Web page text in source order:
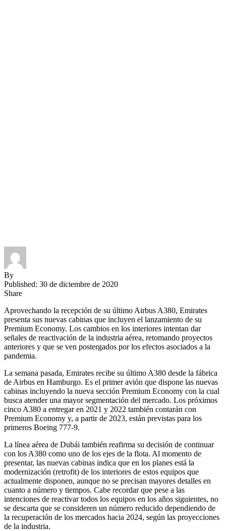
By
Published: 30 de diciembre de 2020
Share
Aprovechando la recepción de su último Airbus A380, Emirates
presenta sus nuevas cabinas que incluyen el lanzamiento de su
Premium Economy. Los cambios en los interiores intentan dar
señales de reactivación de la industria aérea, retomando proyectos
anteriores y que se ven postergados por los efectos asociados a la
pandemia.
La semana pasada, Emirates recibe su último A380 desde la fábrica
de Airbus en Hamburgo. Es el primer avión que dispone las nuevas
cabinas incluyendo la nueva sección Premium Economy con la cual
busca atender una mayor segmentación del mercado. Los próximos
cinco A380 a entregar en 2021 y 2022 también contarán con
Premium Economy y, a partir de 2023, están previstas para los
primeros Boeing 777-9.
La línea aérea de Dubái también reafirma su decisión de continuar
con los A380 como uno de los ejes de la flota. Al momento de
presentar, las nuevas cabinas indica que en los planes está la
modernización (retrofit) de los interiores de estos equipos que
actualmente disponen, aunque no se precisan mayores detalles en
cuanto a número y tiempos. Cabe recordar que pese a las
intenciones de reactivar todos los equipos en los años siguientes, no
se descarta que se consideren un número reducido dependiendo de
la recuperación de los mercados hacia 2024, según las proyecciones
de la industria.